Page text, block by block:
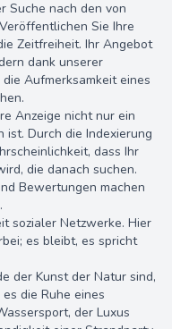
Suche nach den von
Sie Ihre
Zeitfreiheit. Ihr Angebot
dank unserer
Aufmerksamkeit eines
Anzeige nicht nur ein
Durch die Indexierung
dass Ihr
die danach suchen.
Bewertungen machen
sozialer Netzwerke. Hier
es bleibt, es spricht
der Kunst der Natur sind,
die Ruhe eines
der Luxus